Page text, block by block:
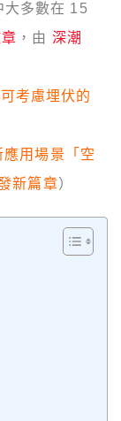
大多數在 15
，由 深潮
考慮埋伏的
用場景「空
新篇章）